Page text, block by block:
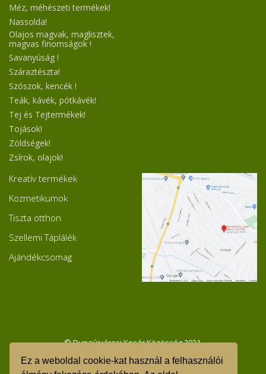
Ez a weboldal cookie-kat használ a felhasználói
Méz, méhészeti termékek!
Nassolda!
Olajos magvak, maglisztek,
magvas finomságok !
Savanyúság !
Száraztészta!
Szószok, kencék !
Teák, kávék, pótkávék!
Tej és Tejtermékek!
Tojások!
Zöldségek!
Zsírok, olajok!
Kreatív termékek
Kozmetikumok
Tiszta otthon
Szellemi Táplálék
Ajándékcsomag
© Dunaújvárosi Kosár Közösség 2021.
GDPR - Adatvédelmi tájékoztató